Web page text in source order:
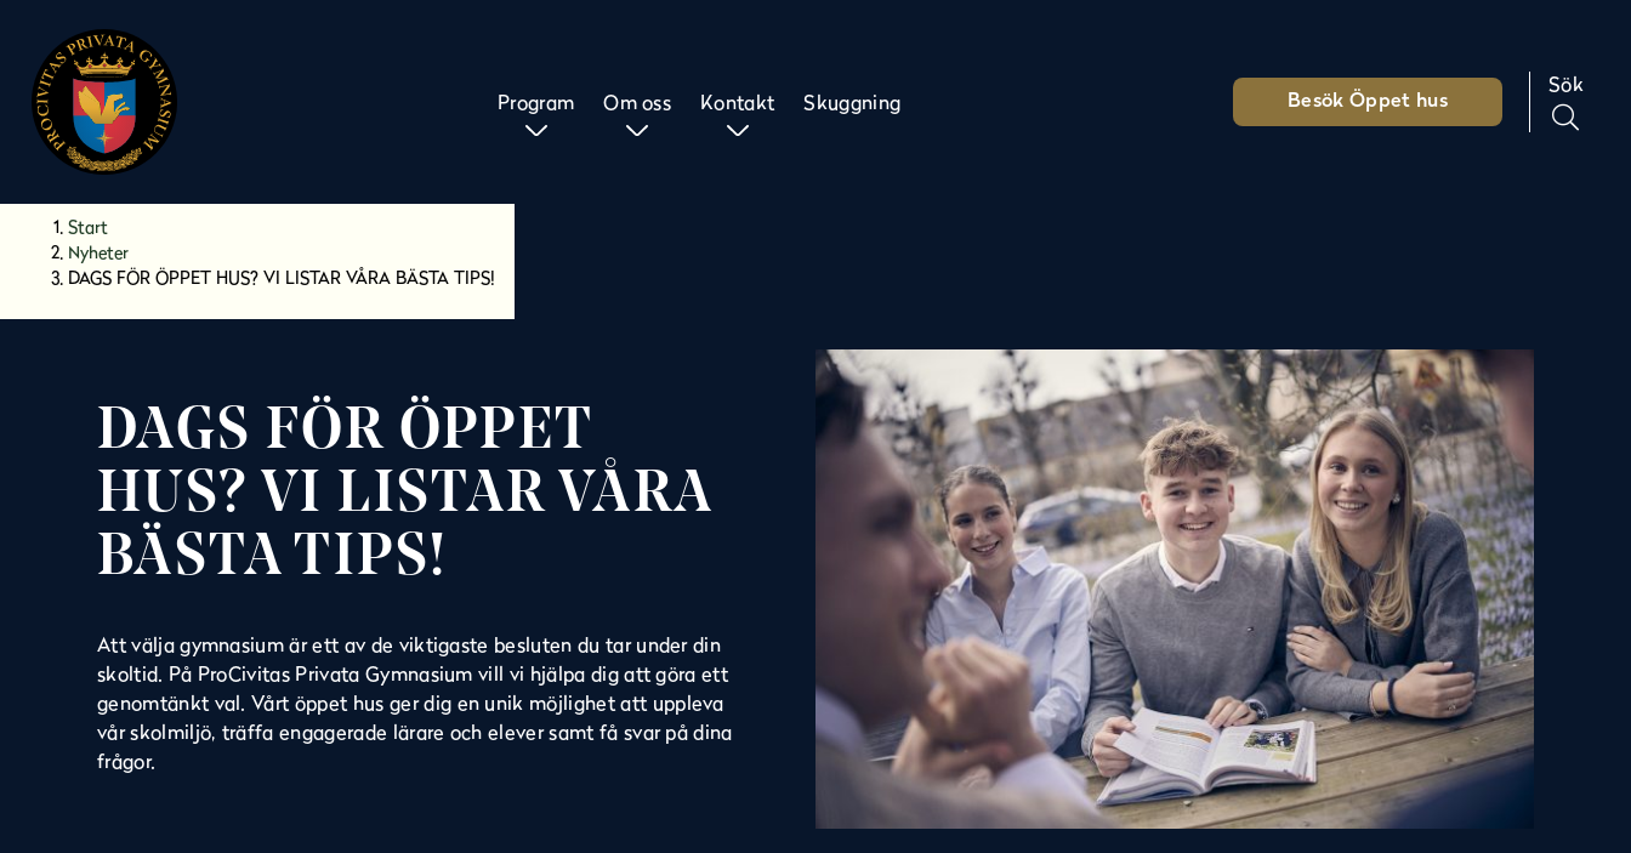
Huvudnavigation
Besök Öppet hus
Sök
Program Om oss Kontakt Skuggning
Start
Nyheter
DAGS FÖR ÖPPET HUS? VI LISTAR VÅRA BÄSTA TIPS!
DAGS FÖR ÖPPET
HUS? VI LISTAR VÅRA
BÄSTA TIPS!
Att välja gymnasium är ett av de viktigaste besluten du tar under din
skoltid. På ProCivitas Privata Gymnasium vill vi hjälpa dig att göra ett
genomtänkt val. Vårt öppet hus ger dig en unik möjlighet att uppleva
vår skolmiljö, träffa engagerade lärare och elever samt få svar på dina
frågor.